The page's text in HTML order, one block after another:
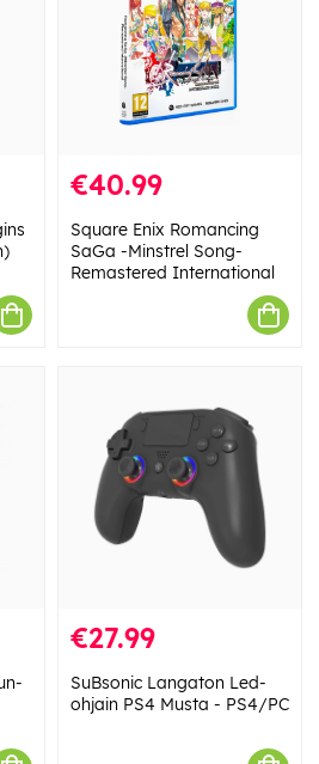
€40.99
Square Enix Romancing
SaGa -Minstrel Song-
Remastered International
€27.99
SuBsonic Langaton Led-
ohjain PS4 Musta - PS4/PC